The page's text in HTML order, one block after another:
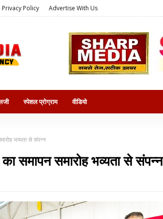
Privacy Policy Advertise With Us
स्पेशल प्रोग्राम वीडियो
भव्यता से संपन्न
समापन समारोह भव्यता से संपन्न